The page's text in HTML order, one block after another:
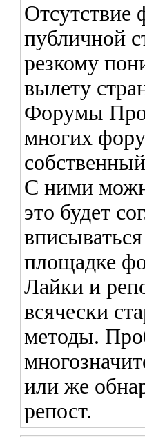
Отсутствие
публичной
резкому
вылету
Форумы
многих
С ними
это будет
площадке
Лайки и
всячески
методы.
или же
репост.